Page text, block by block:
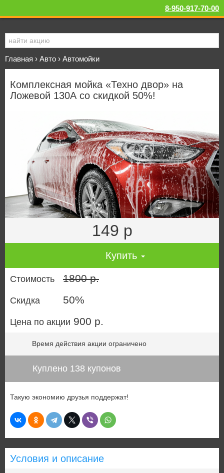
8-950-917-70-00
Главная › Авто › Автомойки
Комплексная мойка «Техно двор» на
Ложевой 130А со скидкой 50%!
149 р
Купить
Стоимость 1800 р.
Скидка 50%
Цена по акции 900 р.
Время действия акции ограничено
Куплено 138 купонов
Такую экономию друзья поддержат!
Условия и описание